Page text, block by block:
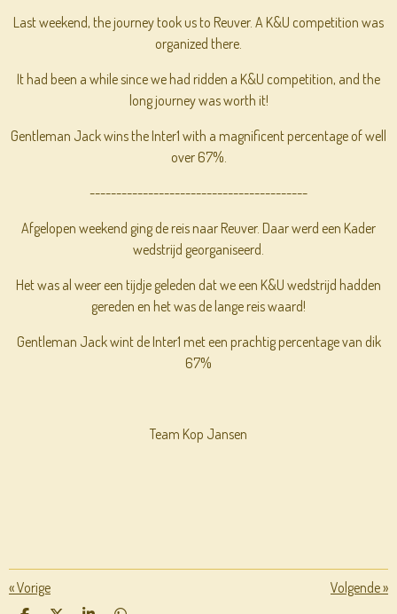
Last weekend, the journey took us to Reuver. A K&U competition was
organized there.
It had been a while since we had ridden a K&U competition, and the
long journey was worth it!
Gentleman Jack wins the Inter1 with a magnificent percentage of well
over 67%.
-----------------------------------------
Afgelopen weekend ging de reis naar Reuver. Daar werd een Kader
wedstrijd georganiseerd.
Het was al weer een tijdje geleden dat we een K&U wedstrijd hadden
gereden en het was de lange reis waard!
Gentleman Jack wint de Inter1 met een prachtig percentage van dik
67%
Team Kop Jansen
«Vorige Volgende»